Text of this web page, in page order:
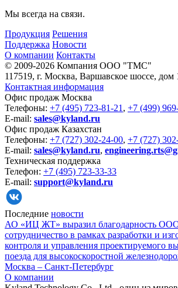
Мы всегда на связи.
Продукция Решения
Поддержка Новости
О компании Контакты
© 2009-2026 Компания OOO "TMC"
117519, г. Москва, Варшавское шоссе, дом
Контактная информация
Офис продаж Москва
Телефоны: +7 (495) 723-81-21 , +7 (499)
E-mail: sales@kyland.ru
Офис продаж Казахстан
Телефоны: +7 (727) 302-24-00, +7 (727)
E-mail: sales@kyland.ru,
Техническая поддержка
Телефон: +7 (495) 723-33-33
E-mail: support@kyland.ru
Последние новости
АО «ИЦ ЖТ» выразил благодарность
сотрудничество в рамках разработки и
контроля и управления проектируемого
поезда для высокоскоростной
Москва – Санкт-Петербург
О компании